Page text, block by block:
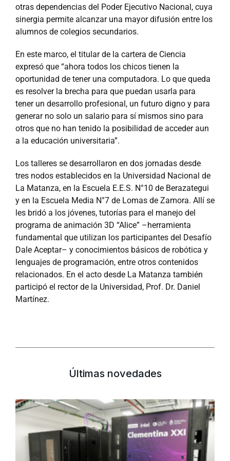
otras dependencias del Poder Ejecutivo Nacional, cuya
sinergia permite alcanzar una mayor difusión entre los
alumnos de colegios secundarios.
En este marco, el titular de la cartera de Ciencia
expresó que “ahora todos los chicos tienen la
oportunidad de tener una computadora. Lo que queda
es resolver la brecha para que puedan usarla para
tener un desarrollo profesional, un futuro digno y para
generar no solo un salario para sí mismos sino para
otros que no han tenido la posibilidad de acceder aun
a la educación universitaria”.
Los talleres se desarrollaron en dos jornadas desde
tres nodos establecidos en la Universidad Nacional de
La Matanza, en la Escuela E.E.S. N°10 de Berazategui
y en la Escuela Media N°7 de Lomas de Zamora. Allí se
les bridó a los jóvenes, tutorías para el manejo del
programa de animación 3D “Alice” –herramienta
fundamental que utilizan los participantes del Desafío
Dale Aceptar– y conocimientos básicos de robótica y
lenguajes de programación, entre otros contenidos
relacionados. En el acto desde La Matanza también
participó el rector de la Universidad, Prof. Dr. Daniel
Martínez.
Últimas novedades